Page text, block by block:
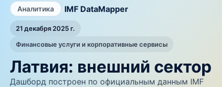
Аналитика IMF DataMapper
21 декабря 2025 г.
Финансовые услуги и корпоративные сервисы
Латвия: внешний сектор
Дашборд построен по официальным данным IMF